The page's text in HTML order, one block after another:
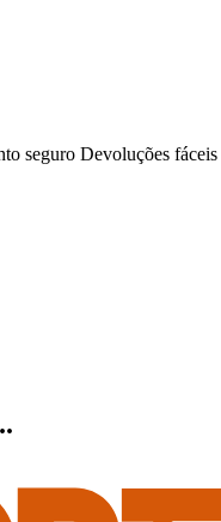
seguro Devoluções fáceis